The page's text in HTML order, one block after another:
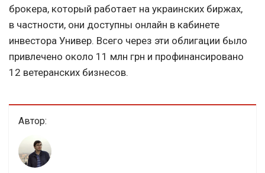
брокера, который работает на украинских биржах,
в частности, они доступны онлайн в кабинете
инвестора Универ. Всего через эти облигации было
привлечено около 11 млн грн и профинансировано
12 ветеранских бизнесов.
Автор: